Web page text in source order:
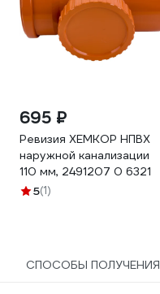
695 ₽
Ревизия ХЕМКОР НПВХ
наружной канализации
110 мм, 2491207 0 6321
5(1)
СПОСОБЫ ПОЛУЧЕНИЯ